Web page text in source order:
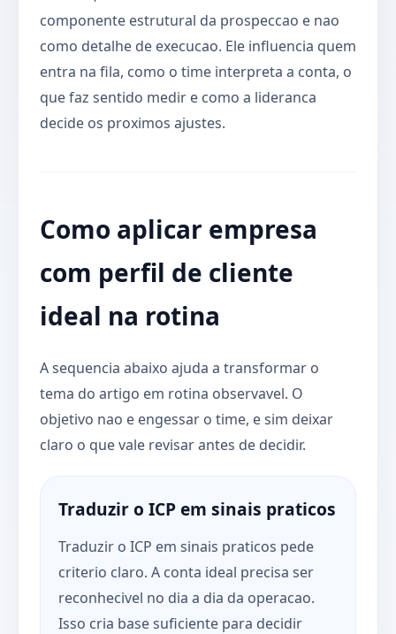
componente estrutural da prospeccao e nao
como detalhe de execucao. Ele influencia quem
entra na fila, como o time interpreta a conta, o
que faz sentido medir e como a lideranca
decide os proximos ajustes.
Como aplicar empresa
com perfil de cliente
ideal na rotina
A sequencia abaixo ajuda a transformar o
tema do artigo em rotina observavel. O
objetivo nao e engessar o time, e sim deixar
claro o que vale revisar antes de decidir.
Traduzir o ICP em sinais praticos
Traduzir o ICP em sinais praticos pede
criterio claro. A conta ideal precisa ser
reconhecivel no dia a dia da operacao.
Isso cria base suficiente para decidir